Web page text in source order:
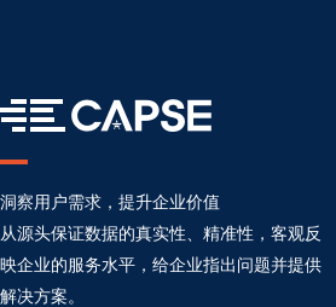
洞察用户需求，提升企业价值
从源头保证数据的真实性、精准性，客观反
映企业的服务水平，给企业指出问题并提供
解决方案。